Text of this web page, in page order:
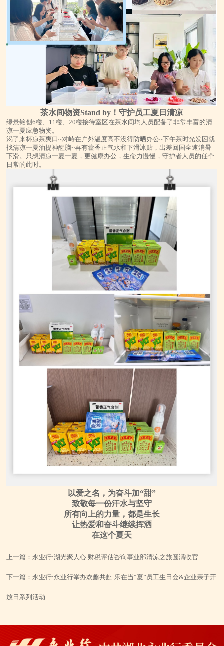
茶水间物资Stand by！守护员工夏日清凉
绿景铭创6楼、11楼、20楼接待室区在茶水间均人员配备了非常丰富的清
凉一夏应急物资。
渴了来杯凉茶爽口~对峙在户外温度高不没得防晒办公~下午茶时光发困就
找清凉一夏油提神醒脑~再有藿香正气水和下滑冰贴，出差回国全速消暑
下滑。只想清凉一夏一夏，更健康办公，生命力慢慢，守护者人员的任个
日常的此时。
以爱之名，为奋斗加“甜”
致敬每一份汗水与坚守
所有向上的力量，都是生长
让热爱和奋斗继续挥洒
在这个夏天
上一篇：永业行:湖光聚人心 财税评估咨询事业部清凉之旅圆满收官
下一篇：永业行:永业行举办欢趣共赴·乐在当“夏”员工生日会&企业亲子开
放日系列活动